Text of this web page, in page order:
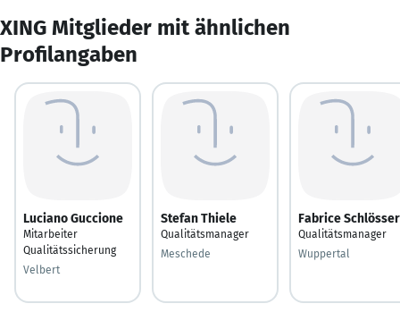
XING Mitglieder mit ähnlichen
Profilangaben
Luciano Guccione
Mitarbeiter
Qualitätssicherung
Velbert
Stefan Thiele
Qualitätsmanager
Meschede
Fabrice Schlösser
Qualitätsmanager
Wuppertal